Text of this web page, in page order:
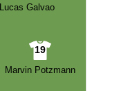
Lucas Galvao
19
Marvin Potzmann